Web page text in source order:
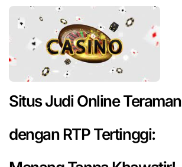
Skip
content
Situs Judi Online Teraman
dengan RTP Tertinggi: